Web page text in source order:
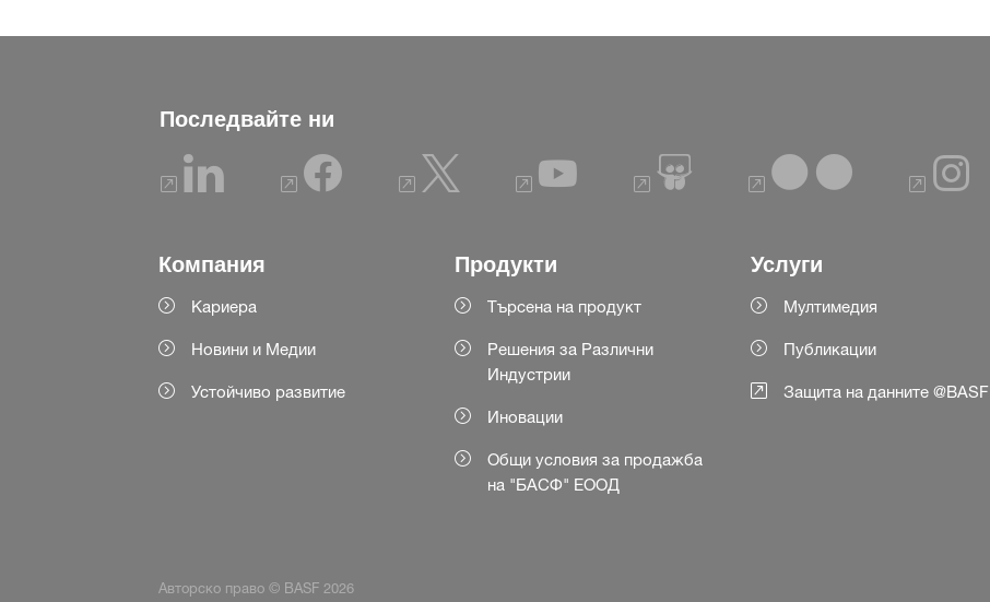
Последвайте ни
Компания
Кариера
Новини и Медии
Устойчиво развитие
Продукти
Търсена на продукт
Решения за Различни
Индустрии
Иновации
Общи условия за продажба
на "БАСФ" ЕООД
Услуги
Мултимедия
Публикации
Защита на данните @BASF
Авторско право © BASF 2026